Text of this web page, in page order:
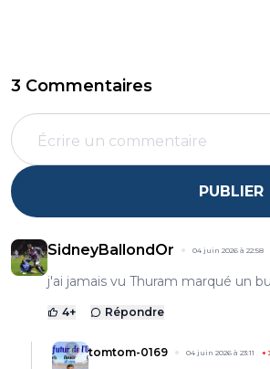
3 Commentaires
PUBLIER
SidneyBallondOr 04 juin 2026 à 22:58
j'ai jamais vu Thuram marqué un
4+ Répondre
tomtom-0169 04 juin 2026 à 23:11 +